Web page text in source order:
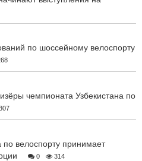
по шоссейному велоспорту
чемпионата Узбекистана по
по велоспорту принимает
0 314